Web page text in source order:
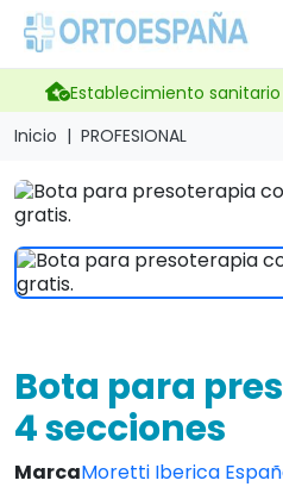
Establecimiento
Inicio
PROFESIONAL
Bota para
4 secciones
MarcaMoretti Iberica